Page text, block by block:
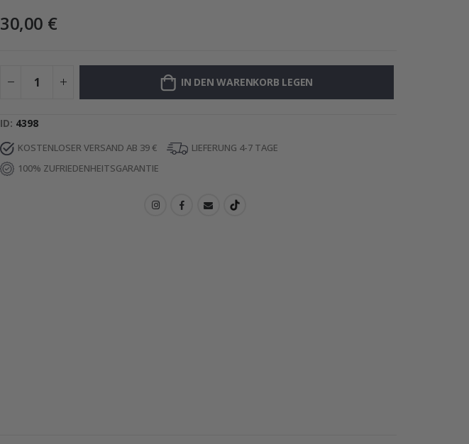
30,00 €
IN DEN WARENKORB LEGEN
ID 4398
KOSTENLOSER VERSAND AB 39 €
LIEFERUNG 4-7 TAGE
100% ZUFRIEDENHEITSGARANTIE